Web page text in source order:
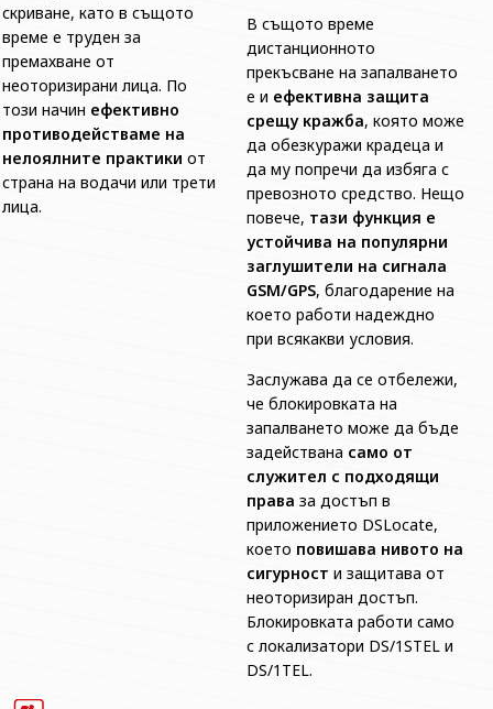
скриване, като в същото
време е труден за
премахване от
неоторизирани лица. По
този начин ефективно
противодействаме на
нелоялните практики от
страна на водачи или трети
лица.
В същото време
дистанционното
прекъсване на запалването
е и ефективна защита
срещу кражба, която може
да обезкуражи крадеца и
да му попречи да избяга с
превозното средство. Нещо
повече, тази функция е
устойчива на популярни
заглушители на сигнала
GSM/GPS, благодарение на
което работи надеждно
при всякакви условия.
Заслужава да се отбележи,
че блокировката на
запалването може да бъде
задействана само от
служител с подходящи
права за достъп в
приложението DSLocate,
което повишава нивото на
сигурност и защитава от
неоторизиран достъп.
Блокировката работи само
с локализатори DS/1STEL и
DS/1TEL.